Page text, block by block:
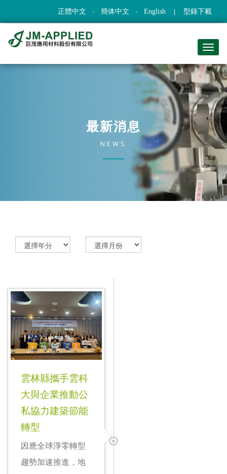
正體中文 簡体中文 English 型錄下載
最新消息
NEWS
雲林縣攜手雲科
大與企業推動公
私協力建築節能
轉型
因應全球淨零轉型
趨勢加速推進，地